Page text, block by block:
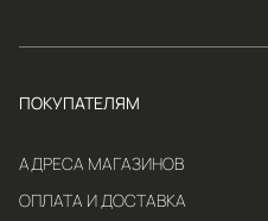
ПОКУПАТЕЛЯМ
АДРЕСА МАГАЗИНОВ
ОПЛАТА И ДОСТАВКА